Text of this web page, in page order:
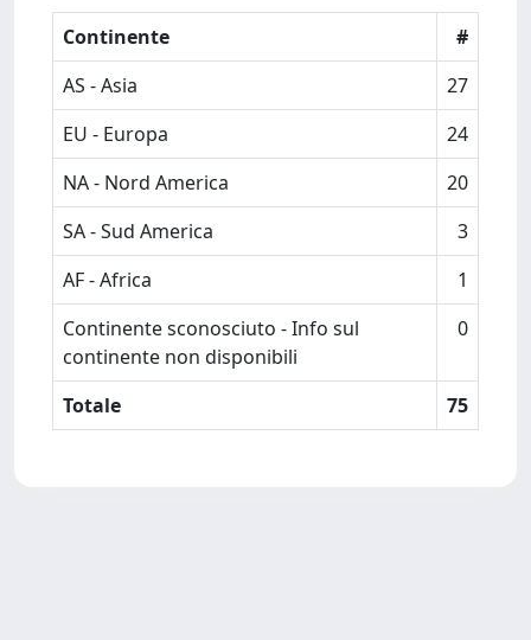
Continente
#
AS - Asia
27
EU - Europa
24
NA - Nord America
20
SA - Sud America
3
AF - Africa
1
Continente sconosciuto - Info sul
continente non disponibili
0
Totale 75